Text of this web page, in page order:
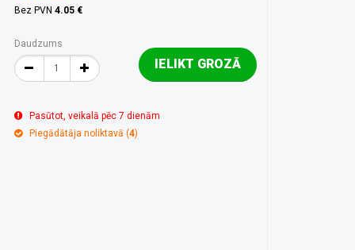
Bez PVN 4.05 €
Daudzums
IELIKT GROZĀ
Pasūtot, veikalā pēc 7 dienām
Piegādātāja noliktavā (4)